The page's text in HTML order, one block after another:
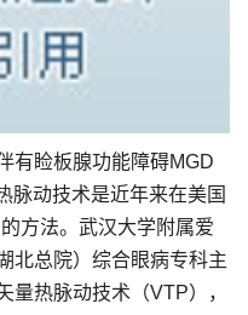
有睑板腺功能障碍MGD
脉动技术是近年来在美国
方法。武汉大学附属爱
北总院）综合眼病专科主
量热脉动技术（VTP），